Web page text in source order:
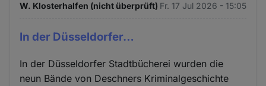
W. Klosterhalfen (nicht überprüft) Fr. 17 Jul 2026 - 15:05
In der Düsseldorfer…
In der Düsseldorfer Stadtbücherei wurden die
neun Bände von Deschners Kriminalgeschichte